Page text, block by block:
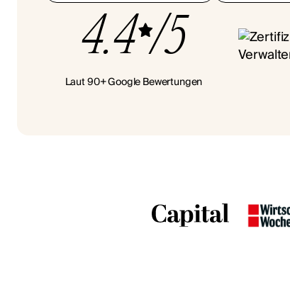
4.4 /5
Laut 90+ Google Bewertungen